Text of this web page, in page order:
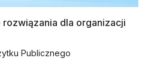
dla organizacji
Publicznego